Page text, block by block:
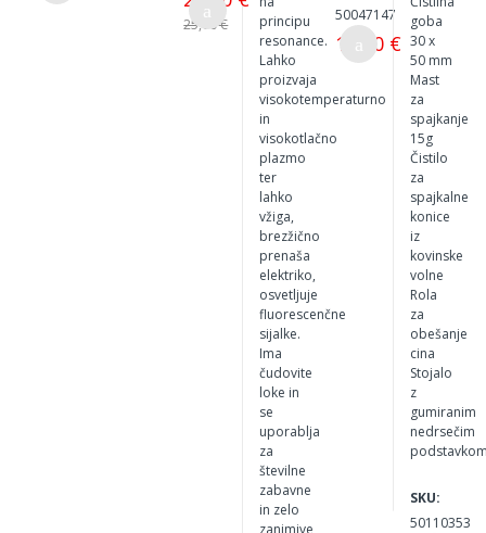
25,00 €
principu
resonance.
Lahko
proizvaja
visokotemperaturno
in
visokotlačno
plazmo
ter
lahko
vžiga,
brezžično
prenaša
elektriko,
osvetljuje
fluorescenčne
sijalke.
Ima
čudovite
loke in
se
uporablja
za
številne
zabavne
in zelo
zanimive
50047147
12,20 €
goba
30 x
50 mm
Mast
za
spajkanje
15g
Čistilo
za
spajkalne
konice
iz
kovinske
volne
Rola
za
obešanje
cina
Stojalo
z
gumiranim
nedrsečim
SKU:
50110353